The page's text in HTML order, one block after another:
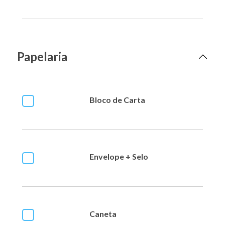
Papelaria
Bloco de Carta
Envelope + Selo
Caneta